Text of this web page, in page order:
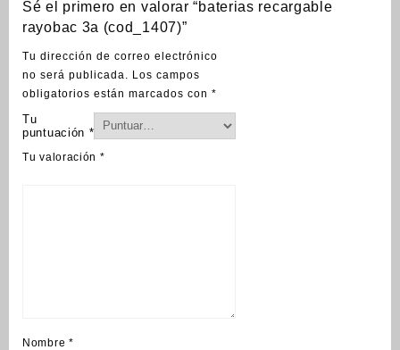
Sé el primero en valorar “baterias recargable
rayobac 3a (cod_1407)”
Tu dirección de correo electrónico
no será publicada.
Los campos
obligatorios están marcados con *
Tu
puntuación *
Tu valoración *
Nombre *